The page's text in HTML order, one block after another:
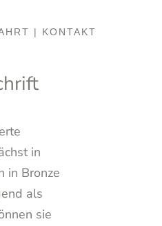
| KONTAKT
in
in Bronze
als
sie